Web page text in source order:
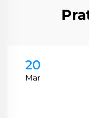
20
Mar